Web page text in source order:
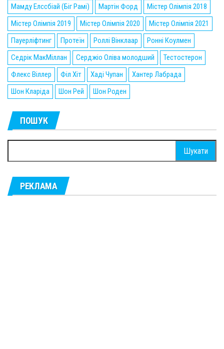
Мамду Елссбіай (Біг Рамі)
Мартін Форд
Містер Олімпія 2018
Містер Олімпія 2019
Містер Олімпія 2020
Містер Олімпія 2021
Пауерліфтинг
Протеїн Роллі Вінклаар
Ронні Коулмен
Седрік МакМіллан
Серджіо Оліва молодший
Тестостерон
Флекс Віллер
Філ Хіт Хаді Чупан
Хантер Лабрада
Шон Кларіда
Шон Рей Шон Роден
ПОШУК
РЕКЛАМА